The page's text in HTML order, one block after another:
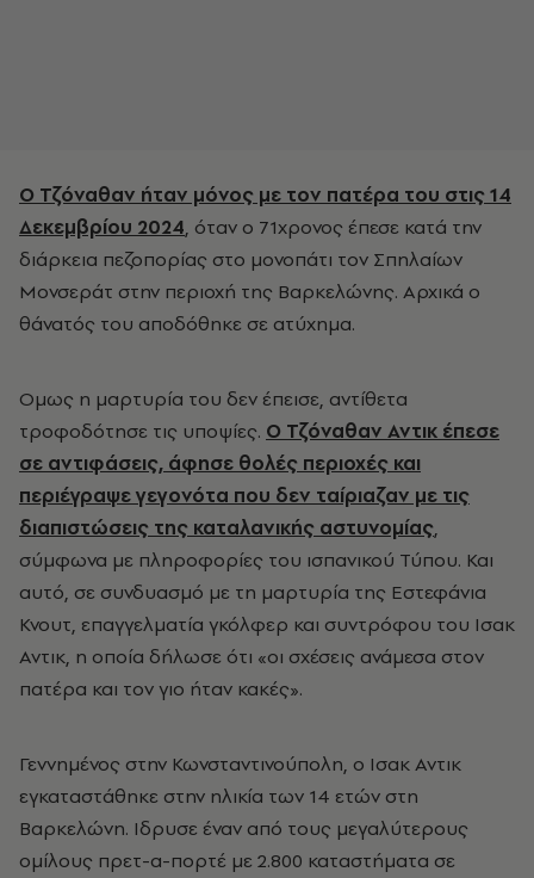
Ο Τζόναθαν ήταν μόνος με τον πατέρα του στις 14
Δεκεμβρίου 2024, όταν ο 71χρονος έπεσε κατά την
διάρκεια πεζοπορίας στο μονοπάτι τον Σπηλαίων
Μονσεράτ στην περιοχή της Βαρκελώνης. Αρχικά ο
θάνατός του αποδόθηκε σε ατύχημα.
Ομως η μαρτυρία του δεν έπεισε, αντίθετα
τροφοδότησε τις υποψίες. Ο Τζόναθαν Αντικ έπεσε
σε αντιφάσεις, άφησε θολές περιοχές και
περιέγραψε γεγονότα που δεν ταίριαζαν με τις
διαπιστώσεις της καταλανικής αστυνομίας,
σύμφωνα με πληροφορίες του ισπανικού Τύπου. Και
αυτό, σε συνδυασμό με τη μαρτυρία της Εστεφάνια
Κνουτ, επαγγελματία γκόλφερ και συντρόφου του Ισακ
Αντικ, η οποία δήλωσε ότι «οι σχέσεις ανάμεσα στον
πατέρα και τον γιο ήταν κακές».
Γεννημένος στην Κωνσταντινούπολη, ο Ισακ Αντικ
εγκαταστάθηκε στην ηλικία των 14 ετών στη
Βαρκελώνη. Ιδρυσε έναν από τους μεγαλύτερους
ομίλους πρετ-α-πορτέ με 2.800 καταστήματα σε